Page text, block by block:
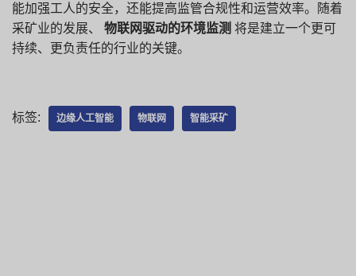
能加强工人的安全，还能提高监管合规性和运营效率。随着
采矿业的发展、 物联网驱动的环境监测 将是建立一个更可
持续、更负责任的行业的关键。
标签: 边缘人工智能 物联网 智能采矿